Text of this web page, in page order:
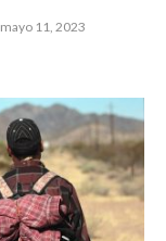
mayo 11, 2023